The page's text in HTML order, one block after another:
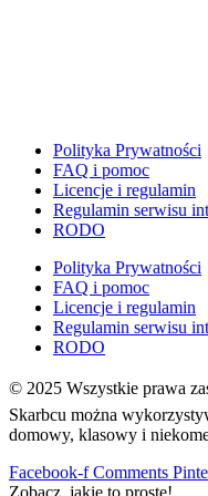
Fotobudka
Gazetki do druku
Girlandy na LATO
Grafomotoryka
Grinch
↳ Dopasuj i opowiedź
↳ Ja mam kto ma
↳ Labirynt podłogowy
↳ Puzzle
Polityka Prywatności
FAQ i pomoc
Licencje i regulamin
Regulamin serwisu
RODO
Polityka Prywatności
FAQ i pomoc
Licencje i regulamin
Regulamin serwisu
RODO
© 2025 Wszystkie prawa
Skarbcu można
domowy, klasowy i
Facebook-f Comments
Zobacz, jakie to proste!